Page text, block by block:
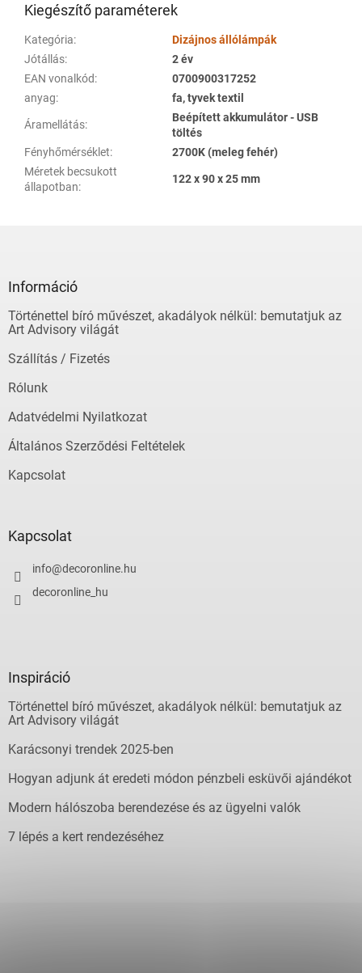
Kiegészítő paraméterek
Kategória:
Dizájnos állólámpák
Jótállás:
2 év
EAN vonalkód:
0700900317252
anyag: fa, tyvek textil
Áramellátás:
Beépített akkumulátor - USB
töltés
Fényhőmérséklet:
2700K (meleg fehér)
Méretek becsukott
állapotban:
122 x 90 x 25 mm
Információ
Történettel bíró művészet, akadályok nélkül: bemutatjuk az
Art Advisory világát
Szállítás / Fizetés
Rólunk
Adatvédelmi Nyilatkozat
Általános Szerződési Feltételek
Kapcsolat
Kapcsolat
info@decoronline.hu
decoronline_hu
Inspiráció
Történettel bíró művészet, akadályok nélkül: bemutatjuk az
Art Advisory világát
Karácsonyi trendek 2025-ben
Hogyan adjunk át eredeti módon pénzbeli esküvői ajándékot
Modern hálószoba berendezése és az ügyelni valók
7 lépés a kert rendezéséhez